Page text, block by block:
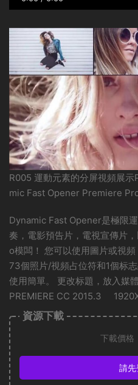
R005 運動元素的分屏視頻展
mic Fast Opener Premiere
Dynamic Fast Opener是極限
奏，電影預告片，電視宣傳片
o模闆！ 您可以使用圖片或視
73個照片/視頻占位符和1個标
使用簡單。 更改标題，放入媒
PREMIERE CC 2015.3
資源下載
下載價格
請